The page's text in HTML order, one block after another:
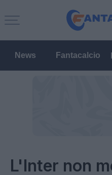
News Fantacalcio
L'Inter non